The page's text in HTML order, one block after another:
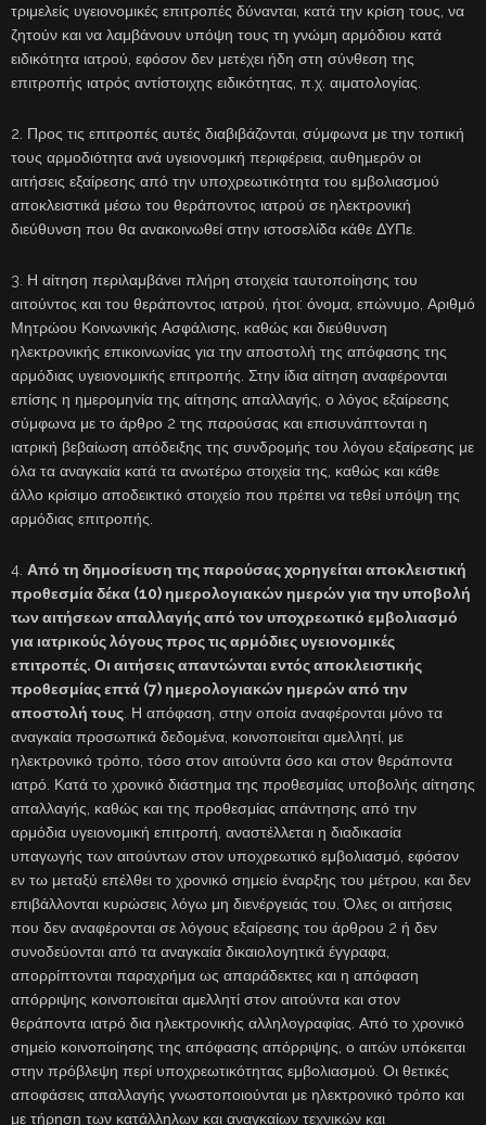
τριμελείς υγειονομικές επιτροπές δύνανται, κατά την κρίση τους, να
ζητούν και να λαμβάνουν υπόψη τους τη γνώμη αρμόδιου κατά
ειδικότητα ιατρού, εφόσον δεν μετέχει ήδη στη σύνθεση της
επιτροπής ιατρός αντίστοιχης ειδικότητας, π.χ. αιματολογίας.
2. Προς τις επιτροπές αυτές διαβιβάζονται, σύμφωνα με την τοπική
τους αρμοδιότητα ανά υγειονομική περιφέρεια, αυθημερόν οι
αιτήσεις εξαίρεσης από την υποχρεωτικότητα του εμβολιασμού
αποκλειστικά μέσω του θεράποντος ιατρού σε ηλεκτρονική
διεύθυνση που θα ανακοινωθεί στην ιστοσελίδα κάθε ΔΥΠε.
3. Η αίτηση περιλαμβάνει πλήρη στοιχεία ταυτοποίησης του
αιτούντος και του θεράποντος ιατρού, ήτοι: όνομα, επώνυμο, Αριθμό
Μητρώου Κοινωνικής Ασφάλισης, καθώς και διεύθυνση
ηλεκτρονικής επικοινωνίας για την αποστολή της απόφασης της
αρμόδιας υγειονομικής επιτροπής. Στην ίδια αίτηση αναφέρονται
επίσης η ημερομηνία της αίτησης απαλλαγής, ο λόγος εξαίρεσης
σύμφωνα με το άρθρο 2 της παρούσας και επισυνάπτονται η
ιατρική βεβαίωση απόδειξης της συνδρομής του λόγου εξαίρεσης με
όλα τα αναγκαία κατά τα ανωτέρω στοιχεία της, καθώς και κάθε
άλλο κρίσιμο αποδεικτικό στοιχείο που πρέπει να τεθεί υπόψη της
αρμόδιας επιτροπής.
4. Από τη δημοσίευση της παρούσας χορηγείται αποκλειστική
προθεσμία δέκα (10) ημερολογιακών ημερών για την υποβολή
των αιτήσεων απαλλαγής από τον υποχρεωτικό εμβολιασμό
για ιατρικούς λόγους προς τις αρμόδιες υγειονομικές
επιτροπές. Οι αιτήσεις απαντώνται εντός αποκλειστικής
προθεσμίας επτά (7) ημερολογιακών ημερών από την
αποστολή τους . Η απόφαση, στην οποία αναφέρονται μόνο τα
αναγκαία προσωπικά δεδομένα, κοινοποιείται αμελλητί, με
ηλεκτρονικό τρόπο, τόσο στον αιτούντα όσο και στον θεράποντα
ιατρό. Κατά το χρονικό διάστημα της προθεσμίας υποβολής αίτησης
απαλλαγής, καθώς και της προθεσμίας απάντησης από την
αρμόδια υγειονομική επιτροπή, αναστέλλεται η διαδικασία
υπαγωγής των αιτούντων στον υποχρεωτικό εμβολιασμό, εφόσον
εν τω μεταξύ επέλθει το χρονικό σημείο έναρξης του μέτρου, και δεν
επιβάλλονται κυρώσεις λόγω μη διενέργειάς του. Όλες οι αιτήσεις
που δεν αναφέρονται σε λόγους εξαίρεσης του άρθρου 2 ή δεν
συνοδεύονται από τα αναγκαία δικαιολογητικά έγγραφα,
απορρίπτονται παραχρήμα ως απαράδεκτες και η απόφαση
απόρριψης κοινοποιείται αμελλητί στον αιτούντα και στον
θεράποντα ιατρό δια ηλεκτρονικής αλληλογραφίας. Από το χρονικό
σημείο κοινοποίησης της απόφασης απόρριψης, ο αιτών υπόκειται
στην πρόβλεψη περί υποχρεωτικότητας εμβολιασμού. Οι θετικές
αποφάσεις απαλλαγής γνωστοποιούνται με ηλεκτρονικό τρόπο και
με τήρηση των κατάλληλων και αναγκαίων τεχνικών και